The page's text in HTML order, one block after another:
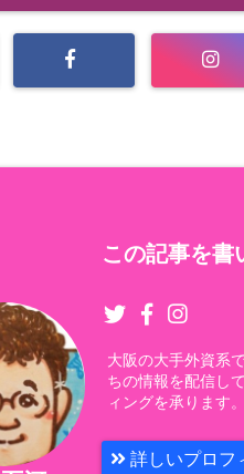
この記事を書
大阪の大手外資系
ちの情報を配信し
ィングを承ります。
詳しいプロフ